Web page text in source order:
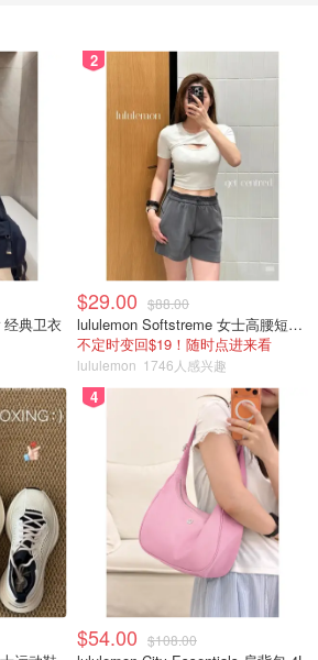
第二代中国孩子要为自己的身份感到
一件事：不要受伤”，并教导如何边
仅仅是关于功夫的课程。它们是关于
己文化的课程。
典卫衣
2
$29.00 $88.00
lululemon Softstreme 女士高腰短裤 10cm
不定时变回$19！随时点进来看
lululemon 1746人感兴趣
4
$54.00 $108.00